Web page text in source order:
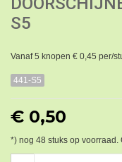
S5
Vanaf 5 knopen € 0,45 per/
441-S5
€ 0,50
*) nog 48 stuks op voorraad.